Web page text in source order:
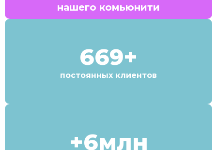
нашего комьюнити
669+
постоянных клиентов
+6млн